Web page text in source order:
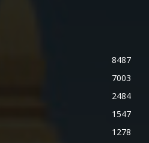
8487
7003
2484
1547
1278